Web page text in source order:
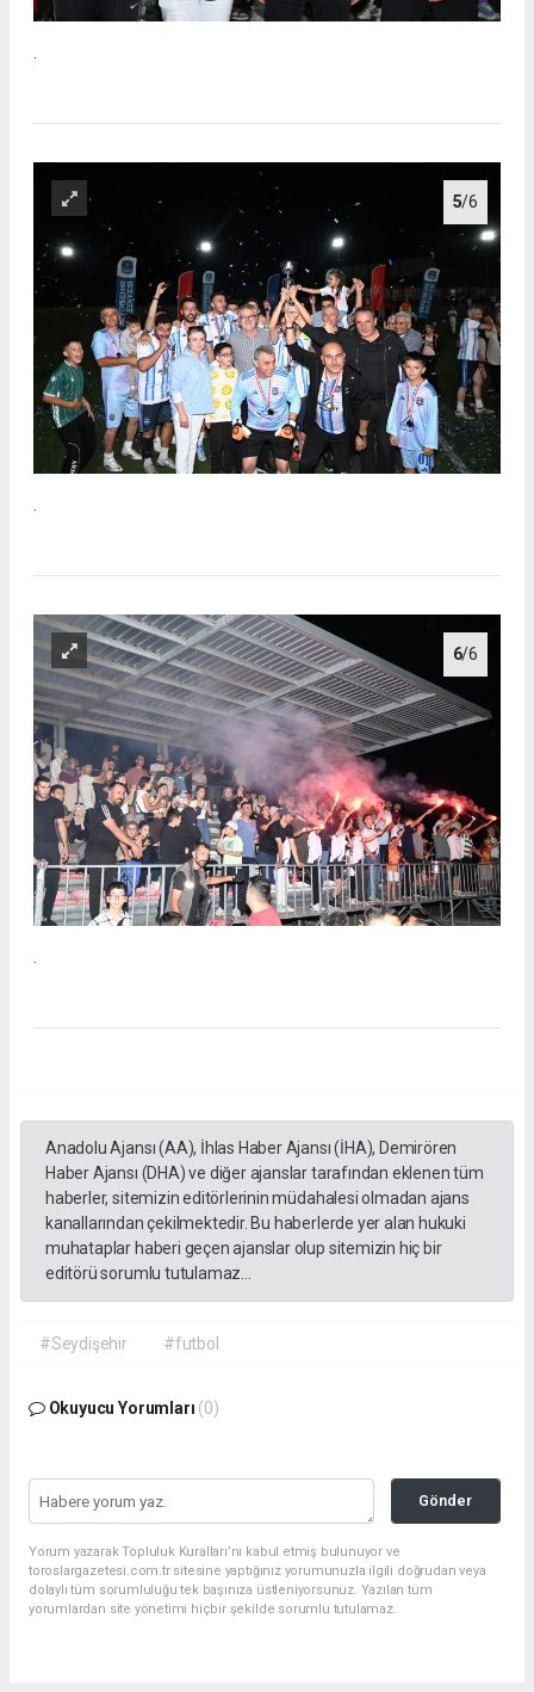
5/6
6/6
Anadolu Ajansı (AA), İhlas Haber Ajansı (İHA), Demirören
Haber Ajansı (DHA) ve diğer ajanslar tarafından eklenen tüm
haberler, sitemizin editörlerinin müdahalesi olmadan ajans
kanallarından çekilmektedir. Bu haberlerde yer alan hukuki
muhataplar haberi geçen ajanslar olup sitemizin hiç bir
editörü sorumlu tutulamaz...
#Seydişehir #futbol
Okuyucu Yorumları (0)
Gönder
Yorum yazarak Topluluk Kuralları’nı kabul etmiş bulunuyor ve
toroslargazetesi.com.tr sitesine yaptığınız yorumunuzla ilgili doğrudan veya
dolaylı tüm sorumluluğu tek başınıza üstleniyorsunuz. Yazılan tüm
yorumlardan site yönetimi hiçbir şekilde sorumlu tutulamaz.